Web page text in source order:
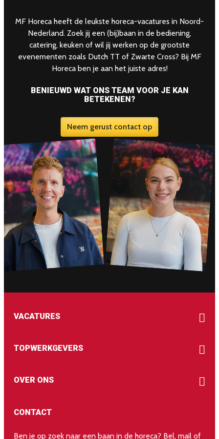
MF Horeca heeft de leukste horeca-vacatures in Noord-
Nederland. Zoek jij een (bij)baan in de bediening,
catering, keuken of wil jij werken op de grootste
evenementen zoals Dutch TT of Zwarte Cross? Bij MF
Horeca ben je aan het juiste adres!
BENIEUWD WAT ONS TEAM VOOR JE KAN
BETEKENEN?
Neem gerust contact op
VACATURES
TOPWERKGEVERS
OVER ONS
CONTACT
Ben je op zoek naar een baan in de horeca? Bel, mail of